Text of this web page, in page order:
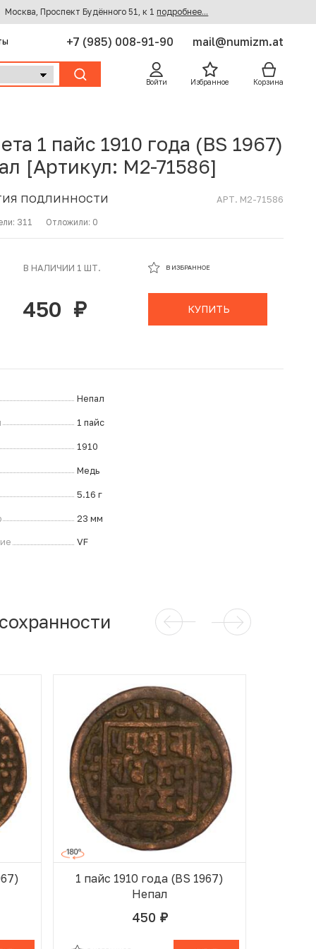
Москва, Проспект Будённого 51, к 1 подробнее...
+7 (985) 008-91-90 mail@numizm.at
Войти Избранное Корзина
1 пайс 1910 года (BS 1967)
[Артикул: M2-71586]
ПОДЛИННОСТИ АРТ. M2-71586
311 Отложили: 0
В НАЛИЧИИ 1 ШТ.
450 руб.
В ИЗБРАННОЕ
КУПИТЬ
Непал
1 пайс
1910
Медь
5.16 г
23 мм
VF
1 пайс 1910 года (BS 1967)
Непал
450 руб.